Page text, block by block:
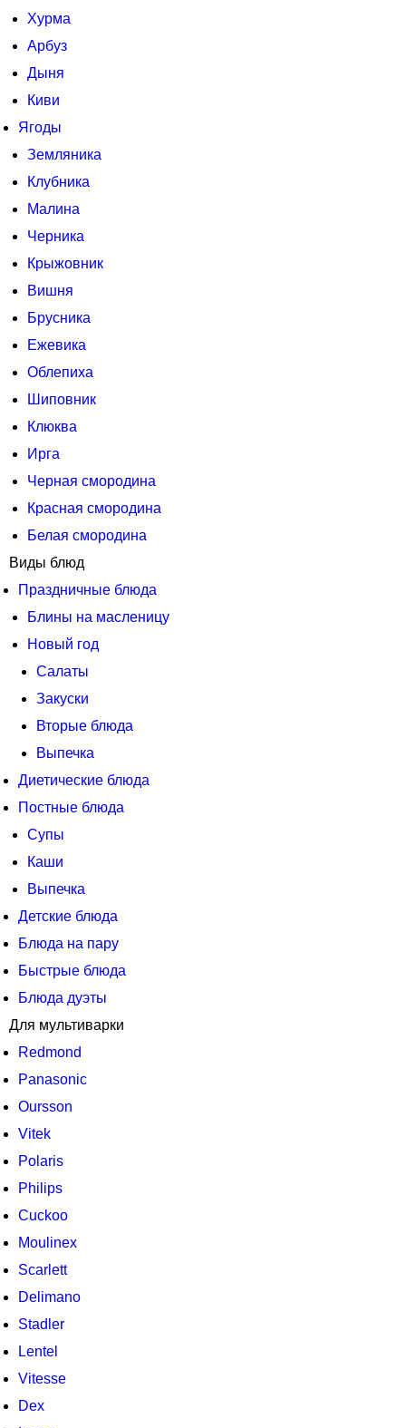
Хурма
Арбуз
Дыня
Киви
Ягоды
Земляника
Клубника
Малина
Черника
Крыжовник
Вишня
Брусника
Ежевика
Облепиха
Шиповник
Клюква
Ирга
Черная смородина
Красная смородина
Белая смородина
Виды блюд
Праздничные блюда
Блины на масленицу
Новый год
Салаты
Закуски
Вторые блюда
Выпечка
Диетические блюда
Постные блюда
Супы
Каши
Выпечка
Детские блюда
Блюда на пару
Быстрые блюда
Блюда дуэты
Для мультиварки
Redmond
Panasonic
Oursson
Vitek
Polaris
Philips
Cuckoo
Moulinex
Scarlett
Delimano
Stadler
Lentel
Vitesse
Dex